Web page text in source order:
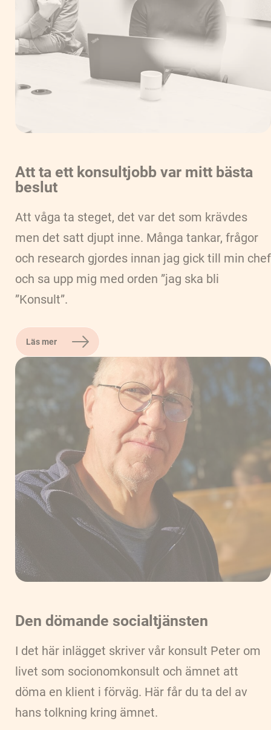
Att ta ett konsultjobb var mitt bästa
beslut
Att våga ta steget, det var det som krävdes
men det satt djupt inne. Många tankar, frågor
och research gjordes innan jag gick till min chef
och sa upp mig med orden ”jag ska bli
”Konsult”.
Läs mer
Den dömande socialtjänsten
I det här inlägget skriver vår konsult Peter om
livet som socionomkonsult och ämnet att
döma en klient i förväg. Här får du ta del av
hans tolkning kring ämnet.